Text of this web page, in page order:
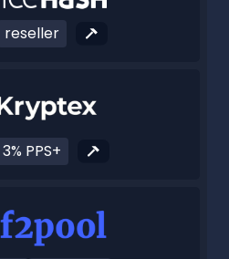
reseller
3% PPS+